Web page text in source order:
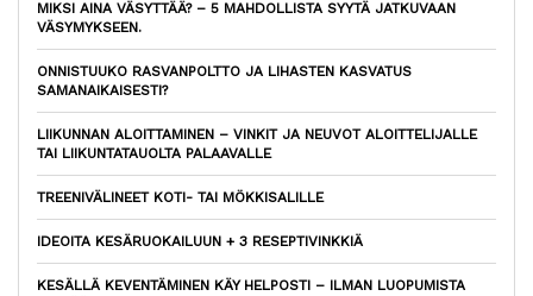
MIKSI AINA VÄSYTTÄÄ? – 5 MAHDOLLISTA SYYTÄ JATKUVAAN
VÄSYMYKSEEN.
ONNISTUUKO RASVANPOLTTO JA LIHASTEN KASVATUS
SAMANAIKAISESTI?
LIIKUNNAN ALOITTAMINEN – VINKIT JA NEUVOT ALOITTELIJALLE
TAI LIIKUNTATAUOLTA PALAAVALLE
TREENIVÄLINEET KOTI- TAI MÖKKISALILLE
IDEOITA KESÄRUOKAILUUN + 3 RESEPTIVINKKIÄ
KESÄLLÄ KEVENTÄMINEN KÄY HELPOSTI – ILMAN LUOPUMISTA